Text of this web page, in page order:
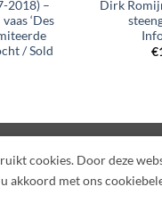
2018) –
‘Des
/ Sold
Dirk
€
Visa PayPal
ONS CONTACT
cookies. Door deze
akkoord met ons